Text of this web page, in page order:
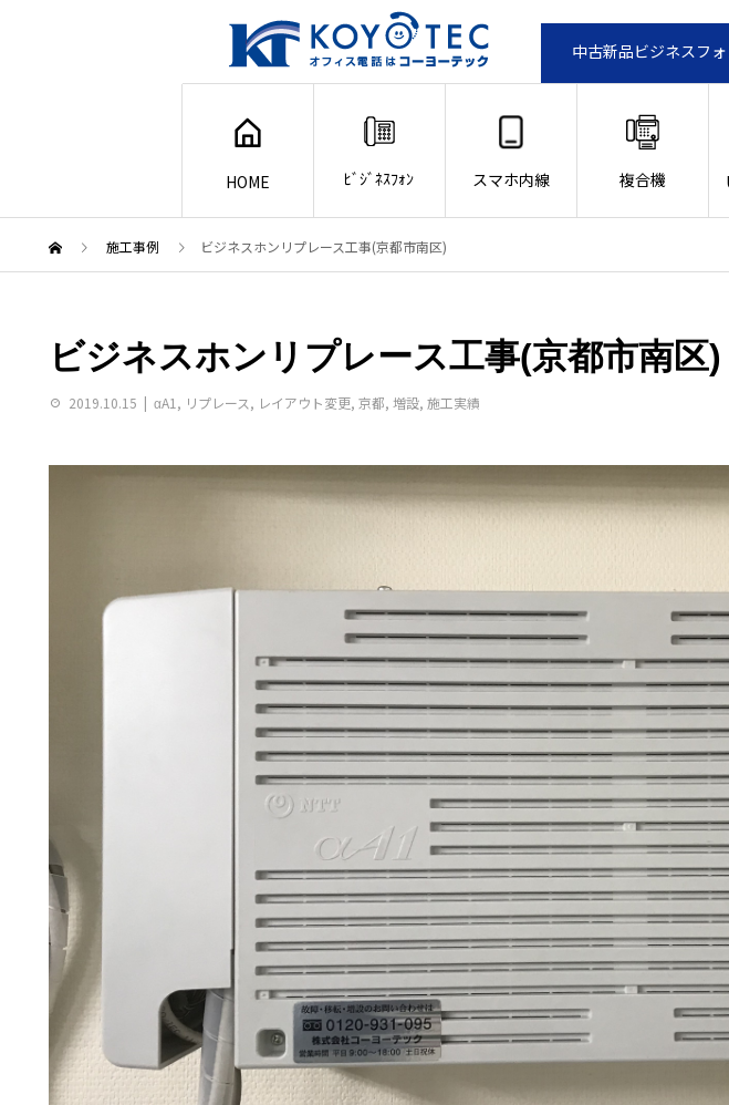
中古新品ビジネスフ
HOME ﾋﾞｼﾞﾈｽﾌｫﾝ スマホ内線 複合機
施工事例 ビジネスホンリプレース工事(京都市南区)
ビジネスホンリプレース工事(京都市南区)
2019.10.15 αA1 , リプレース, レイアウト変更, 京都, 増設, 施工実績